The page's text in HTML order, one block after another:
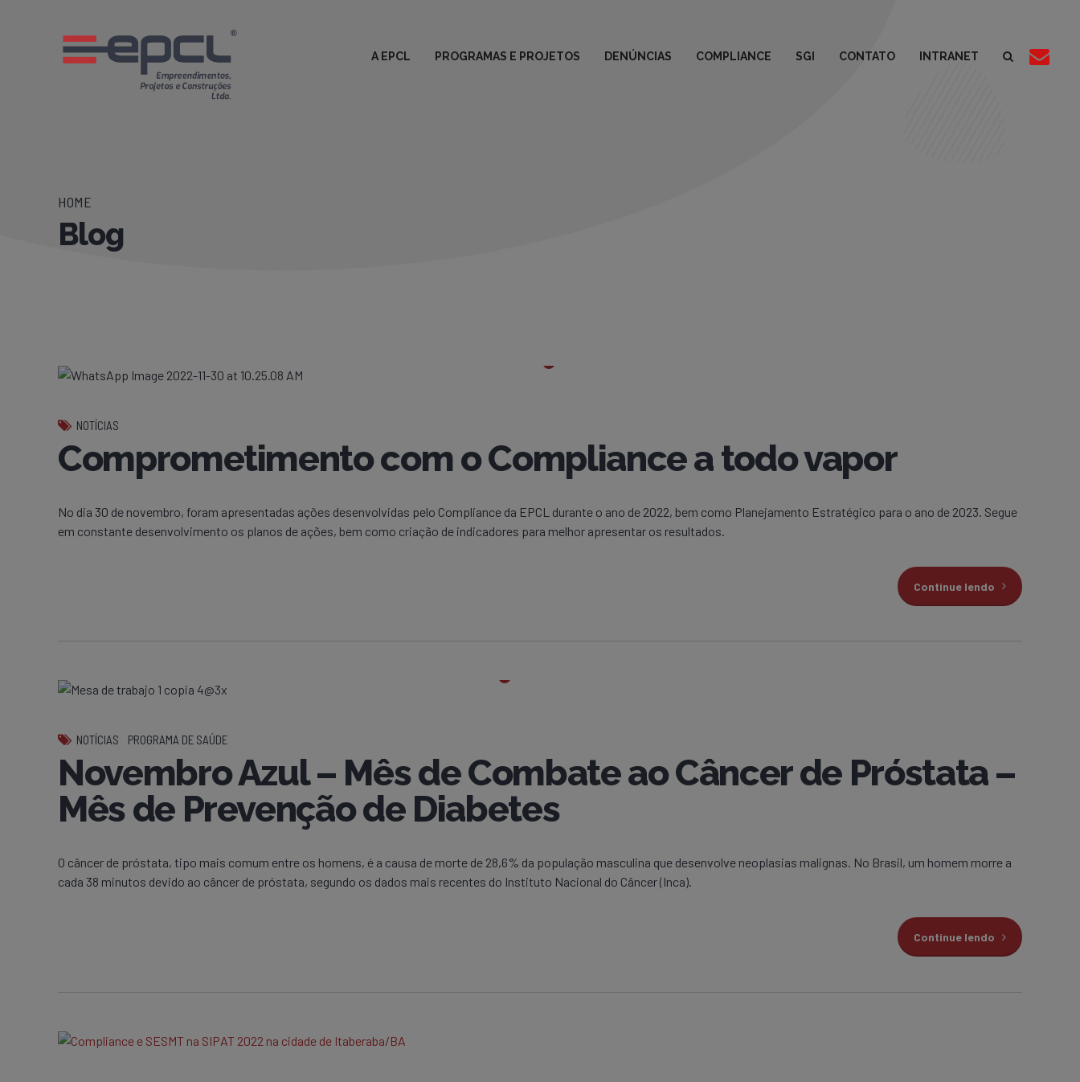
A EPCL PROGRAMAS E PROJETOS DENÚNCIAS COMPLIANCE SGI CONTATO INTRANET
HOME
Blog
NOTÍCIAS
Comprometimento com o Compliance a todo vapor
No dia 30 de novembro, foram apresentadas ações desenvolvidas pelo Compliance da EPCL durante o ano de 2022, bem como Planejamento Estratégico para o ano de 2023. Segue
em constante desenvolvimento os planos de ações, bem como criação de indicadores para melhor apresentar os resultados.
Continue lendo
NOTÍCIAS PROGRAMA DE SAÚDE
Novembro Azul – Mês de Combate ao Câncer de Próstata –
Mês de Prevenção de Diabetes
O câncer de próstata, tipo mais comum entre os homens, é a causa de morte de 28,6% da população masculina que desenvolve neoplasias malignas. No Brasil, um homem morre a
cada 38 minutos devido ao câncer de próstata, segundo os dados mais recentes do Instituto Nacional do Câncer (Inca).
Continue lendo